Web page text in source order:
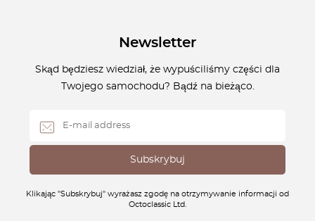
Newsletter
Skąd będziesz wiedział, że wypuściliśmy części dla
Twojego samochodu? Bądź na bieżąco.
Klikając "Subskrybuj" wyrażasz zgodę na otrzymywanie informacji od
Octoclassic Ltd.